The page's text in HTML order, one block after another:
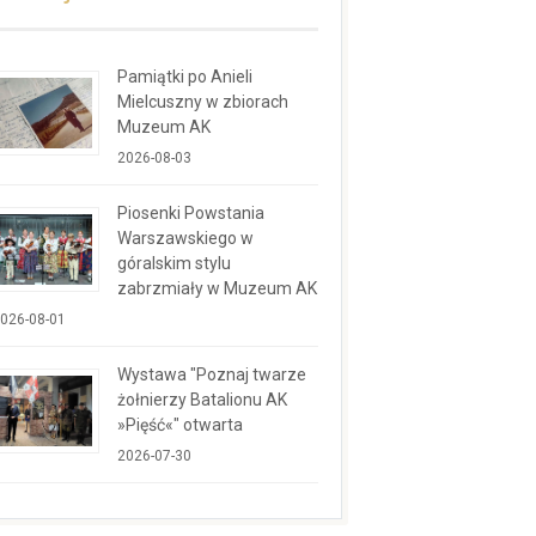
Pamiątki po Anieli
Mielcuszny w zbiorach
Muzeum AK
2026-08-03
Piosenki Powstania
Warszawskiego w
góralskim stylu
zabrzmiały w Muzeum AK
08-01
Wystawa "Poznaj twarze
żołnierzy Batalionu AK
»Pięść«" otwarta
2026-07-30